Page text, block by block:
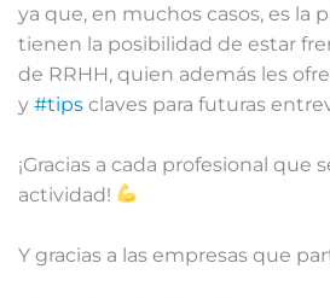
ya que, en muchos casos, es la
tienen la posibilidad de estar
de RRHH, quien además les
y #tips claves para futuras
¡Gracias a cada profesional que
actividad!
Y gracias a las empresas que